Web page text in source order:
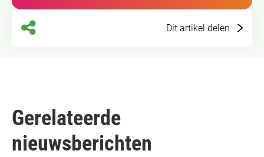
Dit artikel delen
Gerelateerde
nieuwsberichten